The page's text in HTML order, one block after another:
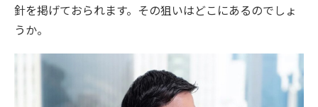
針を掲げておられます。その狙いはどこにあるのでしょ
うか。